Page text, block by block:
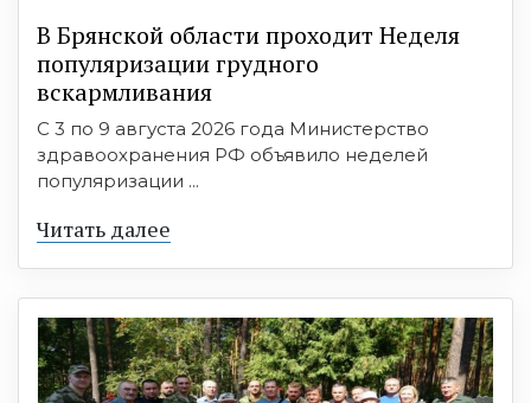
В Брянской области проходит Неделя
популяризации грудного
вскармливания
С 3 по 9 августа 2026 года Министерство
здравоохранения РФ объявило неделей
популяризации ...
Читать далее